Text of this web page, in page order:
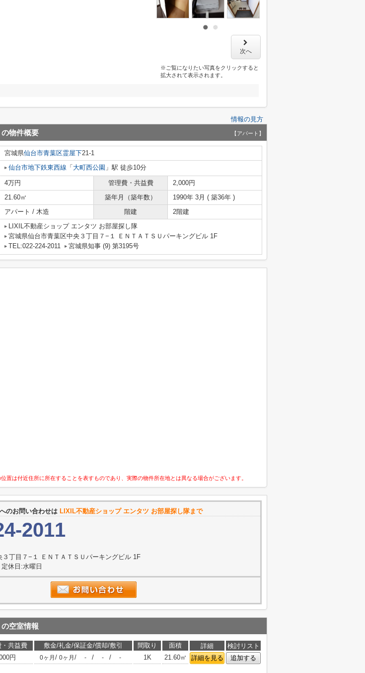
次へ
※ご覧になりたい写真をクリックすると
拡大されて表示されます。
情報の見方
の物件概要 【アパート】
宮城県仙台市青葉区霊屋下21-1
仙台市地下鉄東西線 「 大町西公園 」駅 徒歩10分
4万円 管理費・共益費
2,000円
21.60㎡ 築年月（築年数）
1990年 3月 ( 築36年 )
アパート / 木造 階建 2階建
LIXIL不動産ショップ エンタツ お部屋探し隊
宮城県仙台市青葉区中央３丁目７−１ ＥＮＴＡＴＳＵパーキングビル 1F
TEL:022-224-2011
宮城県知事 (9) 第3195号
置は付近住所に所在することを表すものであり、実際の物件所在地とは異なる場合がございます。
へのお問い合わせは LIXIL不動産ショップ エンタツ お部屋探し隊まで
2011
丁目７−１ ＥＮＴＡＴＳＵパーキングビル 1F
休日:水曜日
の空室情報
共益費 敷金/礼金/保証金/償却/敷引 間取り 面積 詳細
検討リスト
円 0ヶ月 / 0ヶ月 / - / - / - 1K 21.60㎡ 詳細を見る 追加する